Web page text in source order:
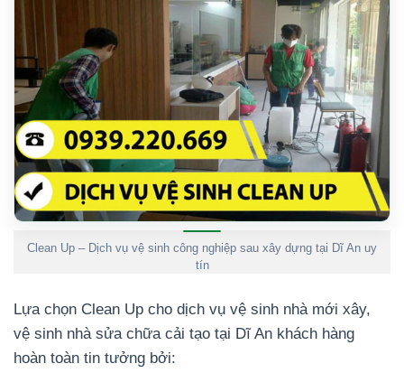
Clean Up – Dịch vụ vệ sinh công nghiệp sau xây dựng tại Dĩ An uy
tín
Lựa chọn Clean Up cho dịch vụ vệ sinh nhà mới xây,
vệ sinh nhà sửa chữa cải tạo tại Dĩ An khách hàng
hoàn toàn tin tưởng bởi: